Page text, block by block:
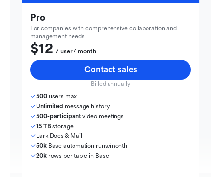
Pro
For companies with comprehensive collaboration and
management needs
$12
  / user / month
Contact sales
Billed annually
500 users max
Unlimited message history
500-participant video meetings
15 TB storage
Lark Docs & Mail
50k Base automation runs/month
20k rows per table in Base